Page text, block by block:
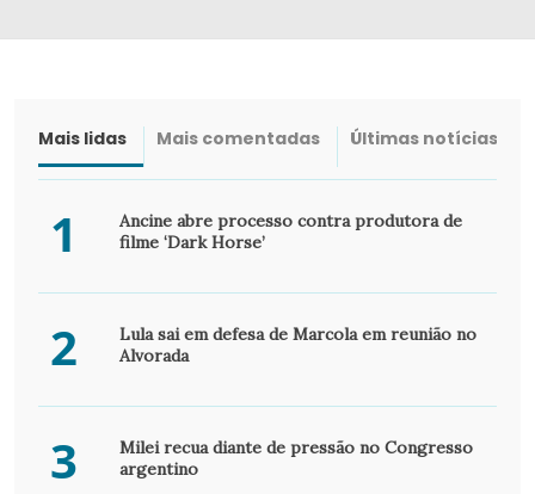
Mais lidas Mais comentadas Últimas notícias
1
Ancine abre processo contra produtora de
filme ‘Dark Horse’
2
Lula sai em defesa de Marcola em reunião no
Alvorada
3
Milei recua diante de pressão no Congresso
argentino